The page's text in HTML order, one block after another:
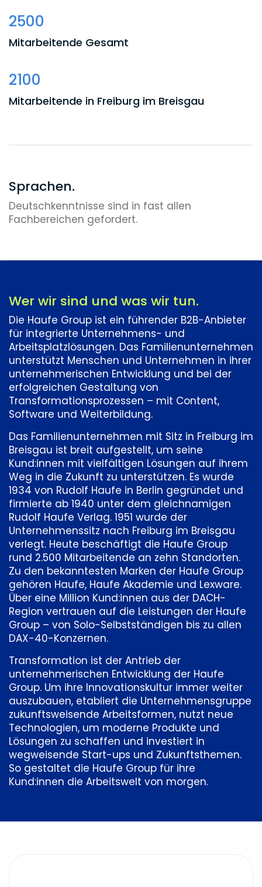
2500
Mitarbeitende Gesamt
2100
Mitarbeitende in Freiburg im Breisgau
Sprachen.
Deutschkenntnisse sind in fast allen
Fachbereichen gefordert.
Wer wir sind und was wir tun.
Die Haufe Group ist ein führender B2B-Anbieter
für integrierte Unternehmens- und
Arbeitsplatzlösungen. Das Familienunternehmen
unterstützt Menschen und Unternehmen in ihrer
unternehmerischen Entwicklung und bei der
erfolgreichen Gestaltung von
Transformationsprozessen – mit Content,
Software und Weiterbildung.
Das Familienunternehmen mit Sitz in Freiburg im
Breisgau ist breit aufgestellt, um seine
Kund:innen mit vielfältigen Lösungen auf ihrem
Weg in die Zukunft zu unterstützen. Es wurde
1934 von Rudolf Haufe in Berlin gegründet und
firmierte ab 1940 unter dem gleichnamigen
Rudolf Haufe Verlag. 1951 wurde der
Unternehmenssitz nach Freiburg im Breisgau
verlegt. Heute beschäftigt die Haufe Group
rund 2.500 Mitarbeitende an zehn Standorten.
Zu den bekanntesten Marken der Haufe Group
gehören Haufe, Haufe Akademie und Lexware.
Über eine Million Kund:innen aus der DACH-
Region vertrauen auf die Leistungen der Haufe
Group – von Solo-Selbstständigen bis zu allen
DAX-40-Konzernen.
Transformation ist der Antrieb der
unternehmerischen Entwicklung der Haufe
Group. Um ihre Innovationskultur immer weiter
auszubauen, etabliert die Unternehmensgruppe
zukunftsweisende Arbeitsformen, nutzt neue
Technologien, um moderne Produkte und
Lösungen zu schaffen und investiert in
wegweisende Start-ups und Zukunftsthemen.
So gestaltet die Haufe Group für ihre
Kund:innen die Arbeitswelt von morgen.